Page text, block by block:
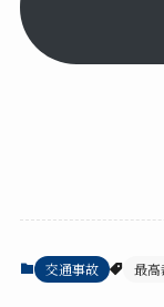
交通事故 最高